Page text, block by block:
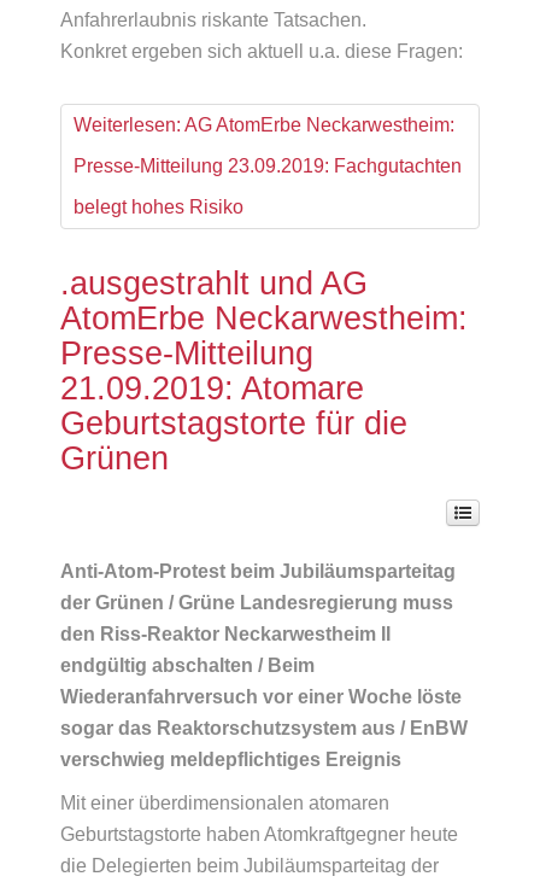
Anfahrerlaubnis riskante Tatsachen.
Konkret ergeben sich aktuell u.a. diese Fragen:
Weiterlesen: AG AtomErbe Neckarwestheim:
Presse-Mitteilung 23.09.2019: Fachgutachten
belegt hohes Risiko
.ausgestrahlt und AG
AtomErbe Neckarwestheim:
Presse-Mitteilung
21.09.2019: Atomare
Geburtstagstorte für die
Grünen
Anti-Atom-Protest beim Jubiläumsparteitag
der Grünen / Grüne Landesregierung muss
den Riss-Reaktor Neckarwestheim II
endgültig abschalten / Beim
Wiederanfahrversuch vor einer Woche löste
sogar das Reaktorschutzsystem aus / EnBW
verschwieg meldepflichtiges Ereignis
Mit einer überdimensionalen atomaren
Geburtstagstorte haben Atomkraftgegner heute
die Delegierten beim Jubiläumsparteitag der